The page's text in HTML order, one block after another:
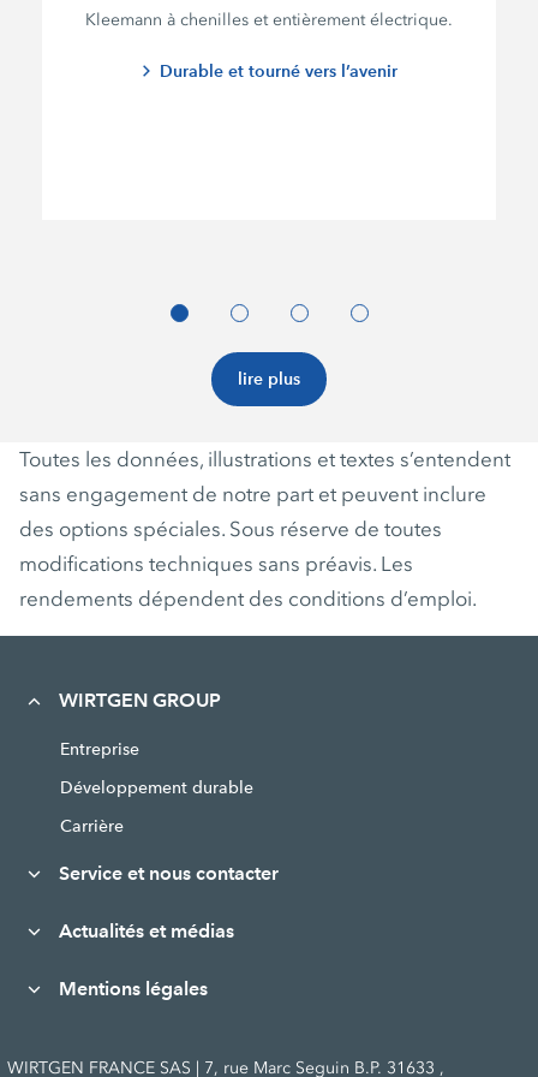
Kleemann à chenilles et entièrement électrique.
Durable et tourné vers l’avenir
lire plus
Toutes les données, illustrations et textes s’entendent
sans engagement de notre part et peuvent inclure
des options spéciales. Sous réserve de toutes
modifications techniques sans préavis. Les
rendements dépendent des conditions d’emploi.
WIRTGEN GROUP
Entreprise
Développement durable
Carrière
Service et nous contacter
Actualités et médias
Mentions légales
WIRTGEN FRANCE SAS | 7, rue Marc Seguin B.P. 31633 ,